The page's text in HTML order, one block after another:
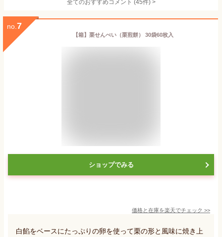
全てのおすすめコメント (45件) >
no. 7
【箱】栗せんべい（栗煎餅） 30袋60枚入
ショップでみる
価格と在庫を楽天でチェック >>
白餡をベースにたっぷりの卵を使って栗の形と風味に焼き上